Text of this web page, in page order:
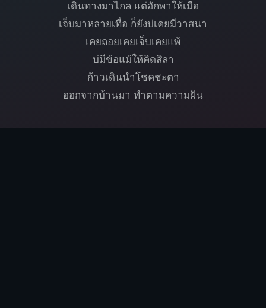
เดินทางมาไกล แต่ฮักพาให้เมือ
เจ็บมาหลายเทื่อ ก็ยังบ่เคยมีวาสนา
เคยถอยเคยเจ็บเคยแพ้
บ่มีข้อแม้ให้คิดสิลา
ก้าวเดินนำโชคชะตา
ออกจากบ้านมา ทำตามความฝัน